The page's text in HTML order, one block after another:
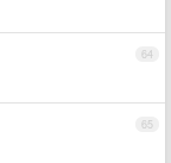
64
65